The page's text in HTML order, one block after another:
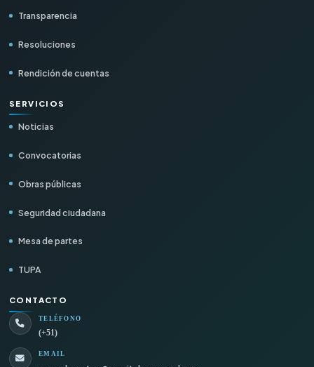
Transparencia
Resoluciones
Rendición de cuentas
SERVICIOS
Noticias
Convocatorias
Obras públicas
Seguridad ciudadana
Mesa de partes
TUPA
CONTACTO
TELÉFONO
(+51)
EMAIL